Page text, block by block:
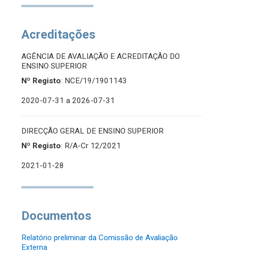
Acreditações
AGÊNCIA DE AVALIAÇÃO E ACREDITAÇÃO DO
ENSINO SUPERIOR
Nº Registo: NCE/19/1901143
2020-07-31a 2026-07-31
DIRECÇÃO GERAL DE ENSINO SUPERIOR
Nº Registo: R/A-Cr 12/2021
2021-01-28
Documentos
Relatório preliminar da Comissão de Avaliação
Externa